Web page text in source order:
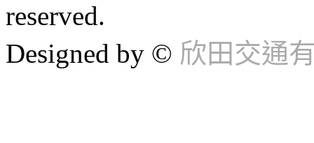
reserved.
Designed by © 欣田交通